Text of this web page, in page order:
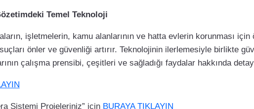
Temel Teknoloji
işletmelerin, kamu alanlarının ve hatta evlerin korunması
önler ve güvenliği artırır. Teknolojinin ilerlemesiyle birlikte
çalışma prensibi, çeşitleri ve sağladığı faydalar hakkında
Sistemi Projeleriniz” için BURAYA TIKLAYIN